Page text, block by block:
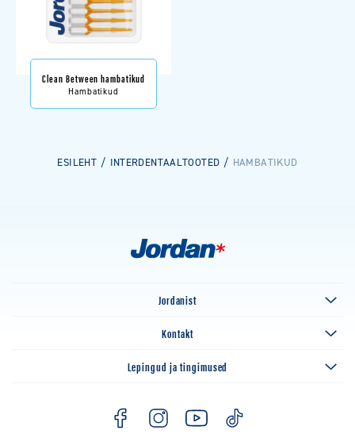
Clean Between hambatikud
Hambatikud
ESILEHT INTERDENTAALTOOTED HAMBATIKUD
Jordanist
Kontakt
Lepingud ja tingimused